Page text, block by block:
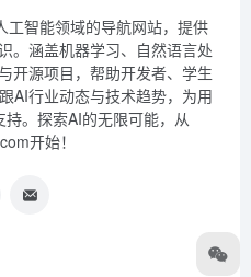
智能领域的导航网站，提供
。涵盖机器学习、自然语言处
开源项目，帮助开发者、学生
AI行业动态与技术趋势，为用
。探索AI的无限可能，从
开始！